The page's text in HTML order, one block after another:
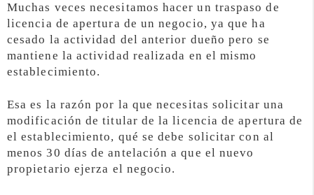
Muchas veces necesitamos hacer un traspaso de
licencia de apertura de un negocio, ya que ha
cesado la actividad del anterior dueño pero se
mantiene la actividad realizada en el mismo
establecimiento.
Esa es la razón por la que necesitas solicitar una
modificación de titular de la licencia de apertura de
el establecimiento, qué se debe solicitar con al
menos 30 días de antelación a que el nuevo
propietario ejerza el negocio.